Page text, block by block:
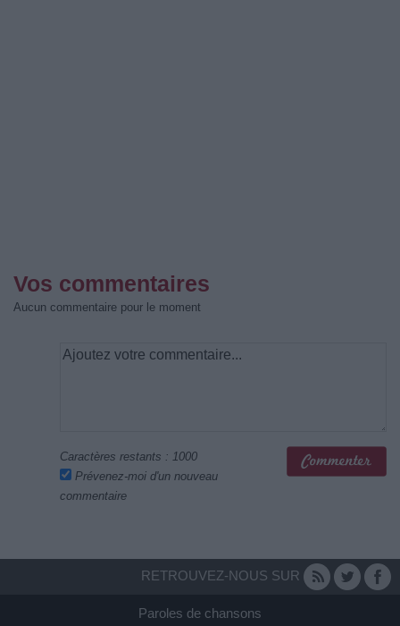
Vos commentaires
Aucun commentaire pour le moment
Caractères restants : 1000
Prévenez-moi d'un nouveau
commentaire
RETROUVEZ-NOUS SUR
Paroles de chansons